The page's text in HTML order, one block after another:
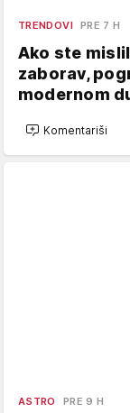
TRENDOVI PRE 7 H
Ako ste
zaborav,
modernom
Komentariši
ASTRO PRE 9 H